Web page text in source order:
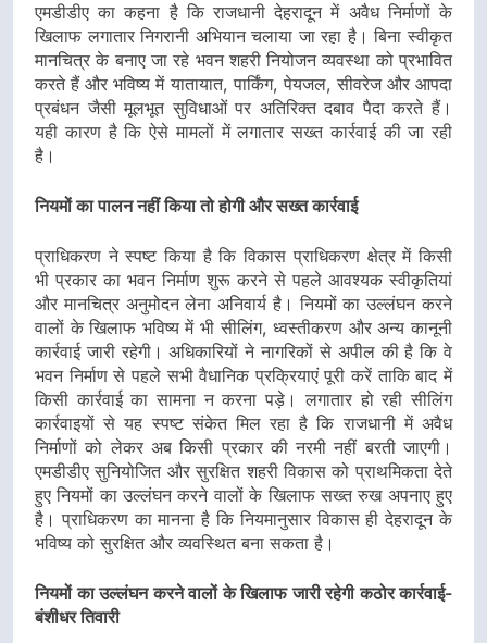
एमडीडीए का कहना है कि राजधानी देहरादून में अवैध निर्माणों के
खिलाफ लगातार निगरानी अभियान चलाया जा रहा है। बिना स्वीकृत
मानचित्र के बनाए जा रहे भवन शहरी नियोजन व्यवस्था को प्रभावित
करते हैं और भविष्य में यातायात, पार्किंग, पेयजल, सीवरेज और आपदा
प्रबंधन जैसी मूलभूत सुविधाओं पर अतिरिक्त दबाव पैदा करते हैं।
यही कारण है कि ऐसे मामलों में लगातार सख्त कार्रवाई की जा रही
है।
नियमों का पालन नहीं किया तो होगी और सख्त कार्रवाई
प्राधिकरण ने स्पष्ट किया है कि विकास प्राधिकरण क्षेत्र में किसी
भी प्रकार का भवन निर्माण शुरू करने से पहले आवश्यक स्वीकृतियां
और मानचित्र अनुमोदन लेना अनिवार्य है। नियमों का उल्लंघन करने
वालों के खिलाफ भविष्य में भी सीलिंग, ध्वस्तीकरण और अन्य कानूनी
कार्रवाई जारी रहेगी। अधिकारियों ने नागरिकों से अपील की है कि वे
भवन निर्माण से पहले सभी वैधानिक प्रक्रियाएं पूरी करें ताकि बाद में
किसी कार्रवाई का सामना न करना पड़े। लगातार हो रही सीलिंग
कार्रवाइयों से यह स्पष्ट संकेत मिल रहा है कि राजधानी में अवैध
निर्माणों को लेकर अब किसी प्रकार की नरमी नहीं बरती जाएगी।
एमडीडीए सुनियोजित और सुरक्षित शहरी विकास को प्राथमिकता देते
हुए नियमों का उल्लंघन करने वालों के खिलाफ सख्त रुख अपनाए हुए
है। प्राधिकरण का मानना है कि नियमानुसार विकास ही देहरादून के
भविष्य को सुरक्षित और व्यवस्थित बना सकता है।
नियमों का उल्लंघन करने वालों के खिलाफ जारी रहेगी कठोर कार्रवाई-
बंशीधर तिवारी